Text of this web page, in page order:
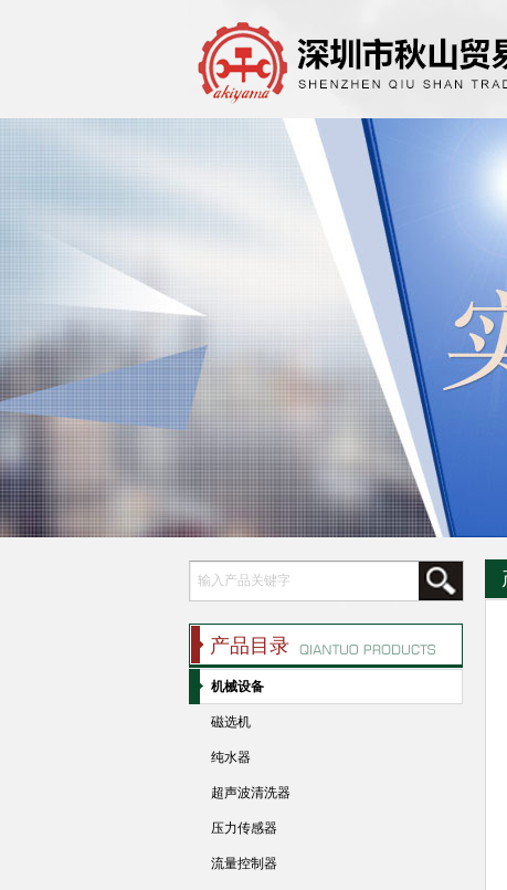
产品目录
机械设备
磁选机
纯水器
超声波清洗器
压力传感器
流量控制器